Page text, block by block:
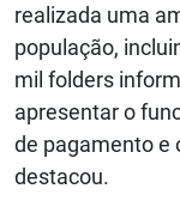
realizada uma
população,
mil folders
apresentar o
de pagamento e
destacou.